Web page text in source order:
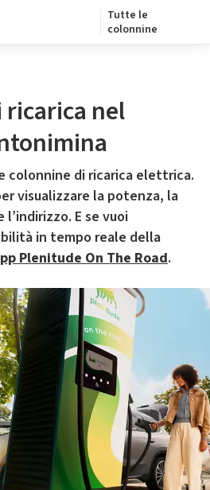
Tutte le
colonnine
nel
colonnine di ricarica elettrica.
visualizzare la potenza, la
E se vuoi
in tempo reale della
Plenitude On The Road.